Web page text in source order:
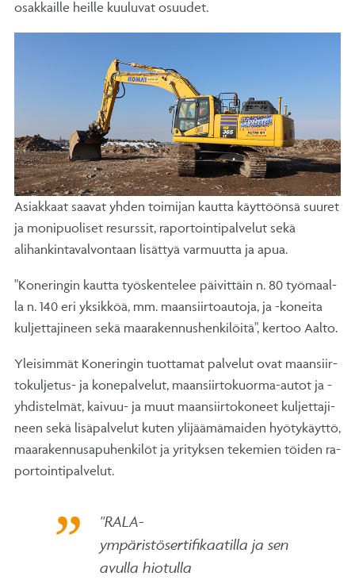
osak­kail­le heil­le kuu­lu­vat osuu­det.
Asiakkaat saavat yhden toimijan kautta käyttöönsä suuret
ja monipuoliset resurssit, raportointipalvelut sekä
alihankintavalvontaan lisättyä varmuutta ja apua.
"Ko­ne­rin­gin kaut­ta työs­ken­te­lee päi­vit­täin n. 80 työ­maal­
la n. 140 eri yk­sik­köä, mm. maan­siir­toau­to­ja, ja -ko­nei­ta
kul­jet­ta­ji­neen se­kä maa­ra­ken­nus­hen­ki­löi­tä", ker­too Aal­to.
Ylei­sim­mät Ko­ne­rin­gin tuot­ta­mat pal­ve­lut ovat maan­siir­
to­kul­je­tus- ja ko­ne­pal­ve­lut, maan­siir­to­kuor­ma-au­tot ja -
yh­dis­tel­mät, kai­vuu- ja muut maan­siir­to­ko­neet kul­jet­ta­ji­
neen se­kä li­sä­pal­ve­lut ku­ten yli­jää­mä­mai­den hyö­ty­käyt­tö,
maa­ra­ken­nus­a­pu­hen­ki­löt ja yri­tyk­sen te­ke­mien töi­den ra­
por­toin­ti­pal­ve­lut.
"RALA-
ympäristösertifikaatilla ja sen
avulla hiotulla